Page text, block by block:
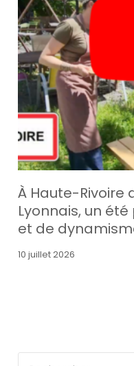
À Haute-Rivoire
Lyonnais, un
et de
10 juillet 2026